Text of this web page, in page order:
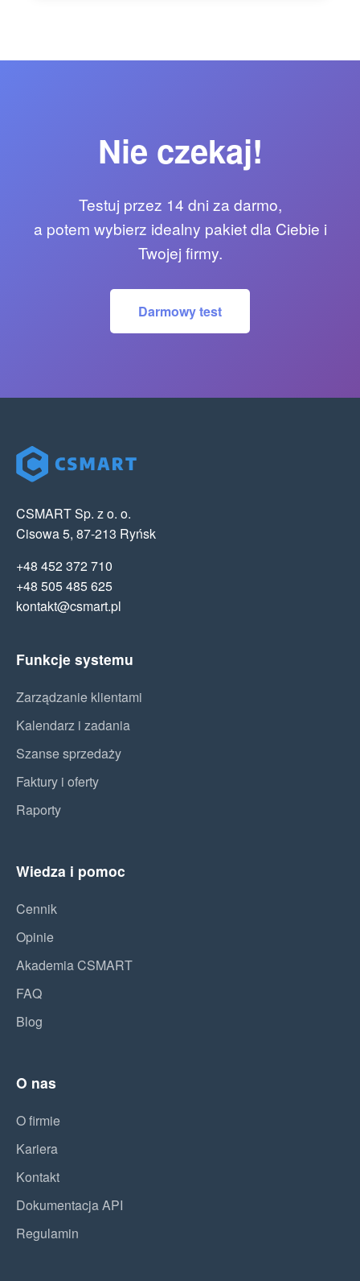
Nie czekaj!
Testuj przez 14 dni za darmo,
a potem wybierz idealny pakiet dla Ciebie i
Twojej firmy.
Darmowy test
CSMART Sp. z o. o.
Cisowa 5, 87-213 Ryńsk
+48 452 372 710
+48 505 485 625
kontakt@csmart.pl
Funkcje systemu
Zarządzanie klientami
Kalendarz i zadania
Szanse sprzedaży
Faktury i oferty
Raporty
Wiedza i pomoc
Cennik
Opinie
Akademia CSMART
FAQ
Blog
O nas
O firmie
Kariera
Kontakt
Dokumentacja API
Regulamin